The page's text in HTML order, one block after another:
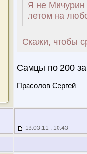
Я не Мичурин
летом на
Скажи, чтобы
Самцы по 200 за
Прасолов Сергей
18.03.11 : 10:43